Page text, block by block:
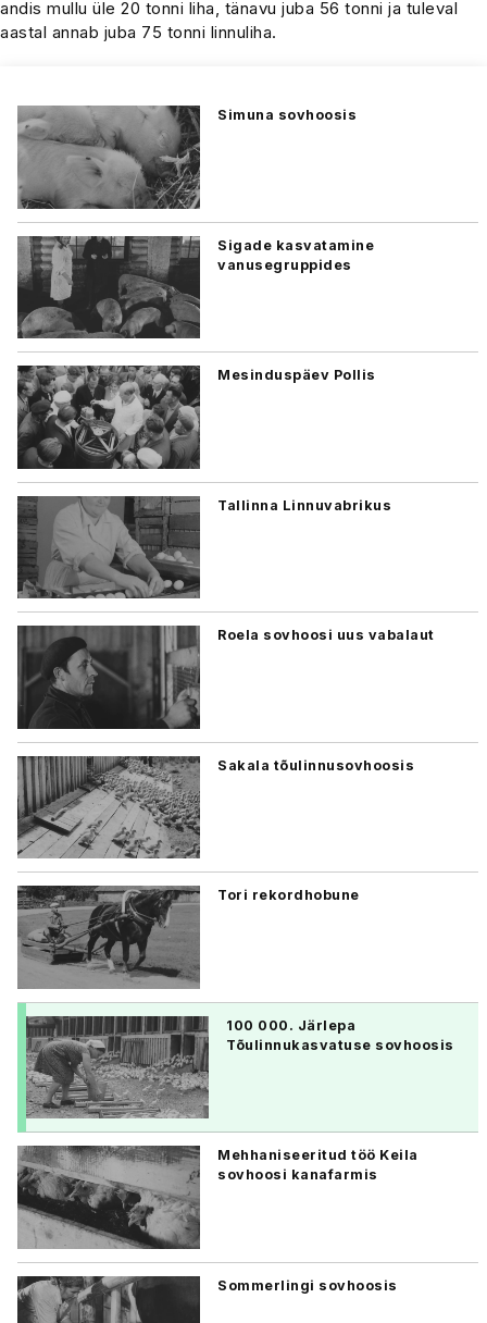
andis mullu üle 20 tonni liha, tänavu juba 56 tonni ja tuleval
aastal annab juba 75 tonni linnuliha.
Simuna sovhoosis
Sigade kasvatamine
vanusegruppides
Mesinduspäev Pollis
Tallinna Linnuvabrikus
Roela sovhoosi uus vabalaut
Sakala tõulinnusovhoosis
Tori rekordhobune
100 000. Järlepa
Tõulinnukasvatuse sovhoosis
Mehhaniseeritud töö Keila
sovhoosi kanafarmis
Sommerlingi sovhoosis